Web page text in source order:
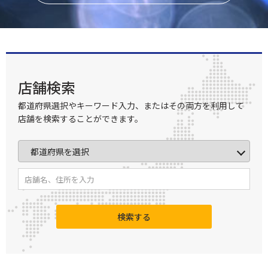
店舗検索
都道府県選択やキーワード入力、またはその両方を利用して
店舗を検索することができます。
検索する